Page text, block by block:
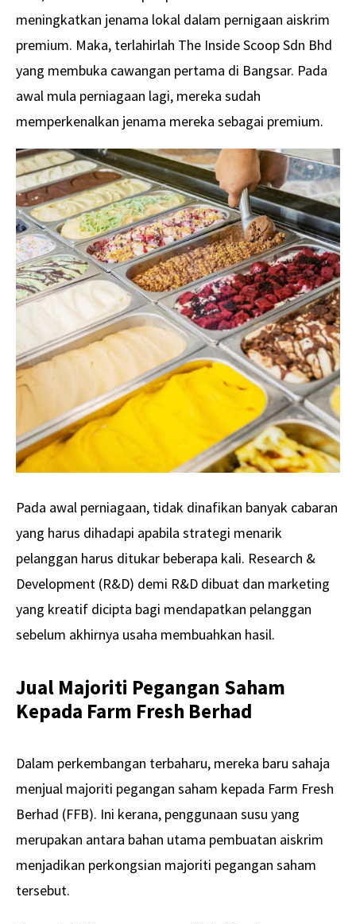
meningkatkan jenama lokal dalam pernigaan aiskrim
premium. Maka, terlahirlah The Inside Scoop Sdn Bhd
yang membuka cawangan pertama di Bangsar. Pada
awal mula perniagaan lagi, mereka sudah
memperkenalkan jenama mereka sebagai premium.
Pada awal perniagaan, tidak dinafikan banyak cabaran
yang harus dihadapi apabila strategi menarik
pelanggan harus ditukar beberapa kali. Research &
Development (R&D) demi R&D dibuat dan marketing
yang kreatif dicipta bagi mendapatkan pelanggan
sebelum akhirnya usaha membuahkan hasil.
Jual Majoriti Pegangan Saham
Kepada Farm Fresh Berhad
Dalam perkembangan terbaharu, mereka baru sahaja
menjual majoriti pegangan saham kepada Farm Fresh
Berhad (FFB). Ini kerana, penggunaan susu yang
merupakan antara bahan utama pembuatan aiskrim
menjadikan perkongsian majoriti pegangan saham
tersebut.